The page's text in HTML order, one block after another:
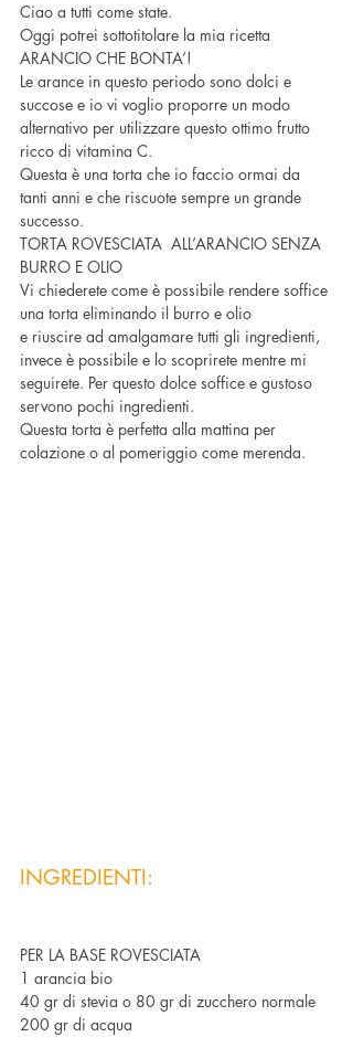
Ciao a tutti come state.
Oggi potrei sottotitolare la mia ricetta
ARANCIO CHE BONTA’!
Le arance in questo periodo sono dolci e
succose e io vi voglio proporre un modo
alternativo per utilizzare questo ottimo frutto
ricco di vitamina C.
Questa è una torta che io faccio ormai da
tanti anni e che riscuote sempre un grande
successo.
TORTA ROVESCIATA  ALL’ARANCIO SENZA
BURRO E OLIO
Vi chiederete come è possibile rendere soffice
una torta eliminando il burro e olio
e riuscire ad amalgamare tutti gli ingredienti,
invece è possibile e lo scoprirete mentre mi
seguirete. Per questo dolce soffice e gustoso
servono pochi ingredienti.
Questa torta è perfetta alla mattina per
colazione o al pomeriggio come merenda.
INGREDIENTI:
PER LA BASE ROVESCIATA
1 arancia bio
40 gr di stevia o 80 gr di zucchero normale
200 gr di acqua